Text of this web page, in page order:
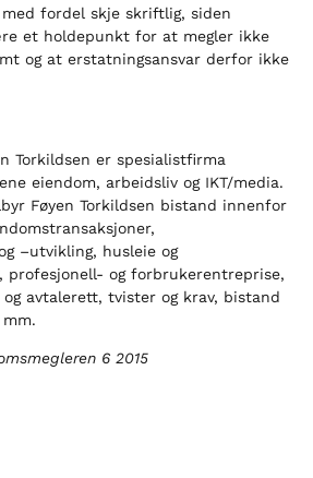
fordel skje skriftlig, siden
et holdepunkt for at megler ikke
og at erstatningsansvar derfor ikke
Torkildsen er spesialistfirma
eiendom, arbeidsliv og IKT/media.
Føyen Torkildsen bistand innenfor
–utvikling, husleie og
profesjonell- og forbrukerentreprise,
avtalerett, tvister og krav, bistand
6 2015